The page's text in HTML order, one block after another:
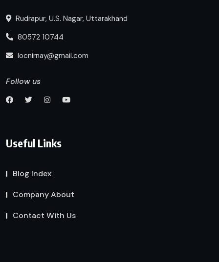
Rudrapur, U.S. Nagar, Uttarakhand
80572 10744
locnirnay@gmail.com
Follow us
Useful Links
Blog Index
Company About
Contact With Us